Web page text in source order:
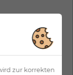
zur korrekten